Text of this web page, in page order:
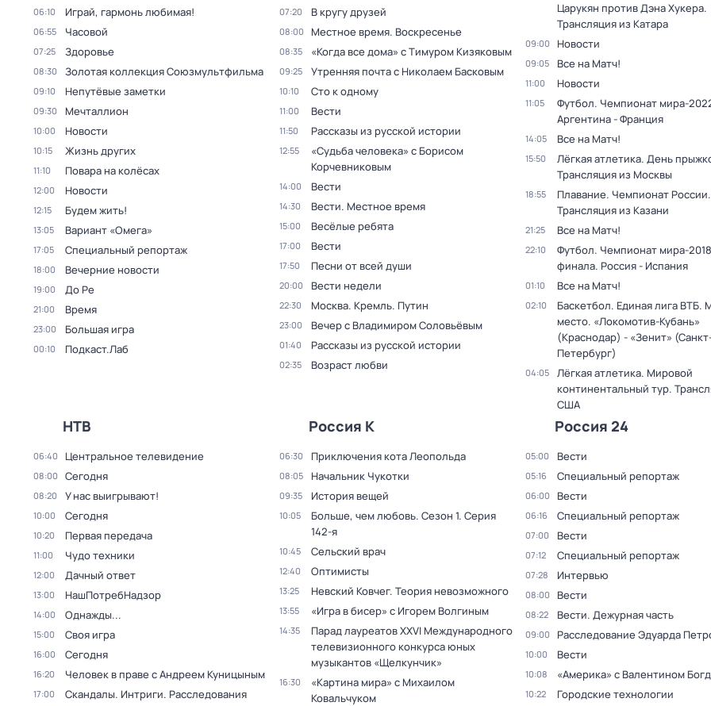
06:10 Играй, гармонь любимая!
06:55 Часовой
07:25 Здоровье
08:30 Золотая коллекция Союзмультфильма
09:10 Непутёвые заметки
09:30 Мечталлион
10:00 Новости
10:15 Жизнь других
11:10 Повара на колёсах
12:00 Новости
12:15 Будем жить!
13:05 Вариант «Омега»
17:05 Специальный репортаж
18:00 Вечерние новости
19:00 До Ре
21:00 Время
23:00 Большая игра
00:10 Подкаст.Лаб
07:20 В кругу друзей
08:00 Местное время. Воскресенье
08:35 «Когда все дома» с Тимуром Кизяковым
09:25 Утренняя почта с Николаем Басковым
10:10 Сто к одному
11:00 Вести
11:50 Рассказы из русской истории
12:55
«Судьба человека» с Борисом
Корчевниковым
14:00 Вести
14:30 Вести. Местное время
15:00 Весёлые ребята
17:00 Вести
17:50 Песни от всей души
20:00 Вести недели
22:30 Москва. Кремль. Путин
23:00 Вечер с Владимиром Соловьёвым
01:40 Рассказы из русской истории
02:35 Возраст любви
Царукян против Дэна Хукера.
Трансляция из Катара
09:00 Новости
09:05 Все на Матч!
11:00 Новости
11:05
Футбол. Чемпионат мира-
Аргентина - Франция
14:05 Все на Матч!
15:50
Лёгкая атлетика. День
Трансляция из Москвы
18:55
Плавание. Чемпионат России.
Трансляция из Казани
21:25 Все на Матч!
22:10
Футбол. Чемпионат мира-
финала. Россия - Испания
01:10 Все на Матч!
02:10
Баскетбол. Единая лига ВТБ.
место. «Локомотив-Кубань»
(Краснодар) - «Зенит»
Петербург)
04:05
Лёгкая атлетика. Мировой
континентальный тур.
США
НТВ
06:40 Центральное телевидение
08:00 Сегодня
08:20 У нас выигрывают!
10:00 Сегодня
10:20 Первая передача
11:00 Чудо техники
12:00 Дачный ответ
13:00 НашПотребНадзор
14:00 Однажды...
15:00 Своя игра
16:00 Сегодня
16:20 Человек в праве с Андреем Куницыным
17:00 Скандалы. Интриги. Расследования
Россия К
06:30 Приключения кота Леопольда
08:05 Начальник Чукотки
09:35 История вещей
10:05 Больше, чем любовь. Сезон 1. Серия
142-я
10:45 Сельский врач
12:40 Оптимисты
13:25 Невский Ковчег. Теория невозможного
13:55 «Игра в бисер» с Игорем Волгиным
14:35
Парад лауреатов XXVI Международного
телевизионного конкурса юных
музыкантов «Щелкунчик»
16:30
«Картина мира» с Михаилом
Ковальчуком
Россия 24
05:00 Вести
05:16 Специальный репортаж
06:00 Вести
06:16 Специальный репортаж
07:00 Вести
07:12 Специальный репортаж
07:28 Интервью
08:00 Вести
08:22 Вести. Дежурная часть
09:00 Расследование Эдуарда
10:00 Вести
10:08 «Америка» с Валентином
10:22 Городские технологии